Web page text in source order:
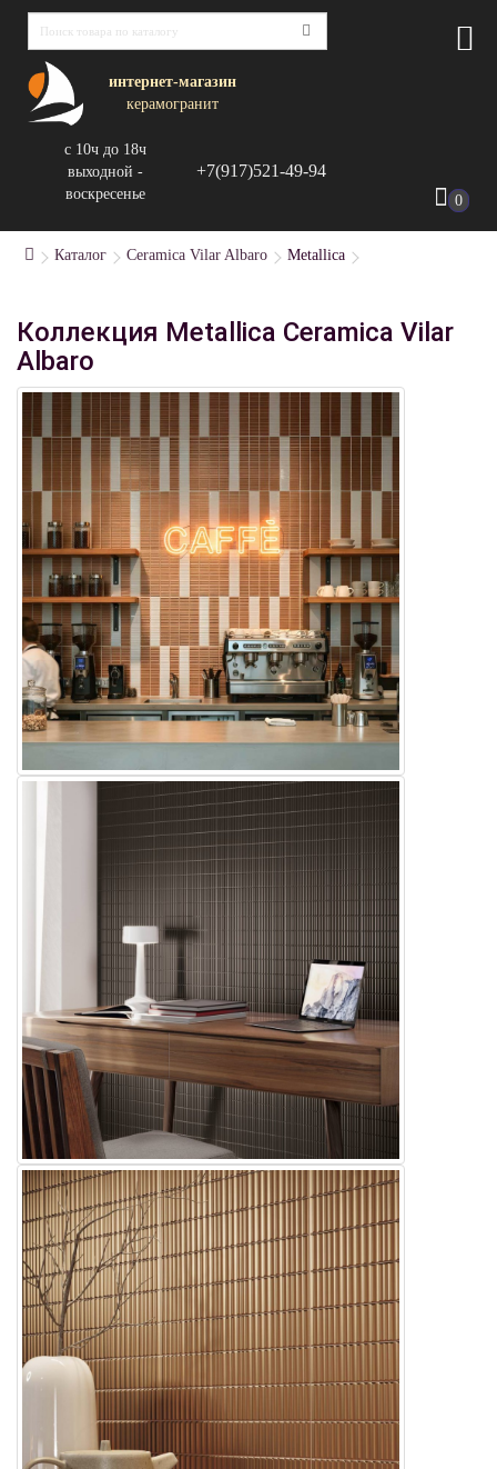
интернет-магазин
керамогранит
с 10ч до 18ч
выходной -
воскресенье
+7(917)521-49-94
0
Каталог Ceramica Vilar Albaro Metallica
Коллекция Metallica Ceramica Vilar
Albaro